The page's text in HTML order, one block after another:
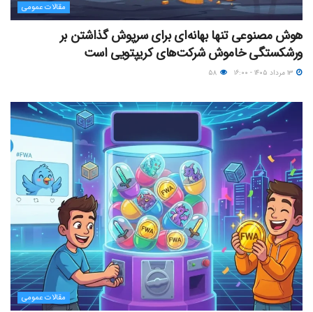
مقالات عمومی
هوش مصنوعی تنها بهانه‌ای برای سرپوش گذاشتن بر
ورشکستگی خاموش شرکت‌های کریپتویی است
مقالات عمومی